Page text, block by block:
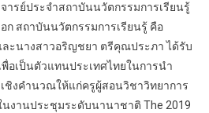
ารย์ประจำสถาบันนวัตกรรมการเรียนรู้
สถาบันนวัตกรรมการเรียนรู้ คือ
ะนางสาวอริญชยา ตรีคุณประภา ได้รับ
พื่อเป็นตัวแทนประเทศไทยในการนำ
ชิงคำนวณให้แก่ครูผู้สอนวิชาวิทยาการ
งานประชุมระดับนานาชาติ The 2019